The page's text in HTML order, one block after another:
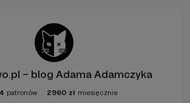
– blog Adama Adamczyka
patronów 2960 zł miesięcznie